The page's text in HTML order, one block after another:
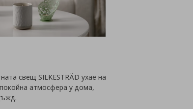
свещ SILKESTRÄD ухае на
атмосфера у дома,